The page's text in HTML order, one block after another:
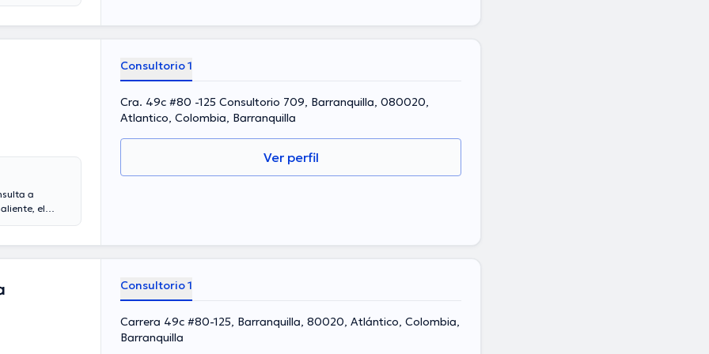
se
a
el
Consultorio 1
Cra. 49c #80 -125 Consultorio 709, Barranquilla, 080020,
Atlantico, Colombia, Barranquilla
Ver perfil
Consultorio 1
Carrera 49c #80-125, Barranquilla, 80020, Atlántico, Colombia,
Barranquilla